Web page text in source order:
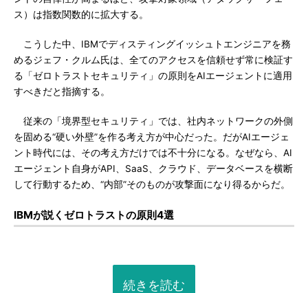
ス）は指数関数的に拡大する。
こうした中、IBMでディスティングイッシュトエンジニアを務
めるジェフ・クルム氏は、全てのアクセスを信頼せず常に検証す
る「ゼロトラストセキュリティ」の原則をAIエージェントに適用
すべきだと指摘する。
従来の「境界型セキュリティ」では、社内ネットワークの外側
を固める“硬い外壁”を作る考え方が中心だった。だがAIエージェ
ント時代には、その考え方だけでは不十分になる。なぜなら、AI
エージェント自身がAPI、SaaS、クラウド、データベースを横断
して行動するため、“内部”そのものが攻撃面になり得るからだ。
IBMが説くゼロトラストの原則4選
続きを読む